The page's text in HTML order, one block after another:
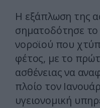
Η εξάπλωση της
σηματοδότησε
νοροϊού που
φέτος, με το
ασθένειας να
πλοίο τον
υγειονομική